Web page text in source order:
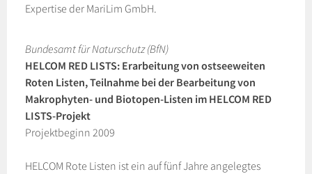
Expertise der MariLim GmbH.
Bundesamt für Naturschutz (BfN)
HELCOM RED LISTS: Erarbeitung von ostseeweiten
Roten Listen, Teilnahme bei der Bearbeitung von
Makrophyten- und Biotopen-Listen im HELCOM RED
LISTS-Projekt
Projektbeginn 2009
HELCOM Rote Listen ist ein auf fünf Jahre angelegtes